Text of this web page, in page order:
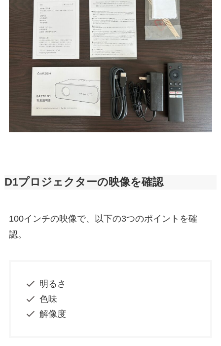
D1プロジェクターの映像を確認
100インチの映像で、以下の3つのポイントを確
認。
明るさ
色味
解像度